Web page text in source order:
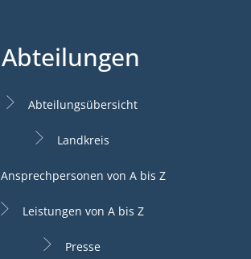
Abteilungen
Abteilungsübersicht
Landkreis
Ansprechpersonen von A bis Z
Leistungen von A bis Z
Presse